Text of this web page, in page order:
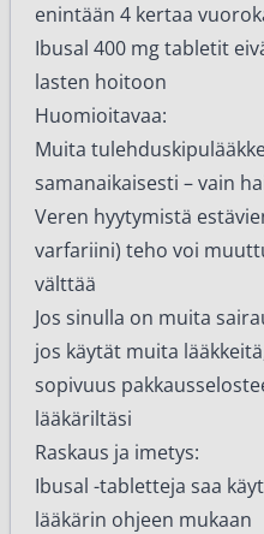
enintään 4 kertaa
Ibusal 400 mg tabletit
lasten hoitoon
Huomioitavaa:
Muita
samanaikaisesti – vain
Veren hyytymistä
varfariini) teho voi
välttää
Jos sinulla on muita
jos käytät muita
sopivuus
lääkäriltäsi
Raskaus ja imetys:
Ibusal -tabletteja saa
lääkärin ohjeen mukaan